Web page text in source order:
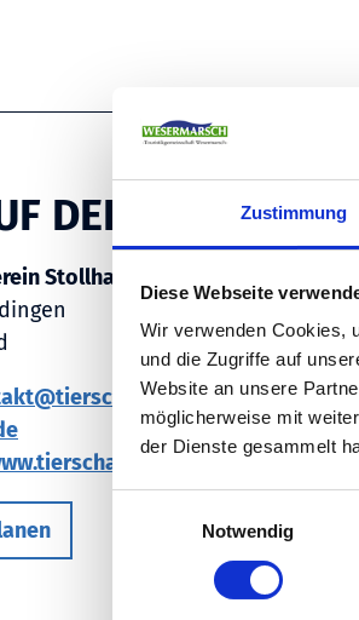
Zustimmung
Diese Webseite
Wir verwenden Cookies,
und die Zugriffe auf
Website an unsere
möglicherweise mit
der Dienste gesammelt
Notwendig
DER KARTE
Stollhamm e.V.
stollhamm.de